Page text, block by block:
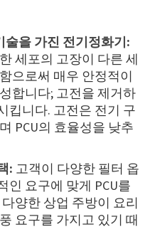
을 가진 전기정화기:
세포의 고장이 다른 세
으로써 매우 안정적이
합니다; 고전을 제거하
킵니다. 고전은 전기 구
PCU의 효율성을 낮추
: 고객이 다양한 필터 옵
인 요구에 맞게 PCU를
양한 상업 주방이 요리
요구를 가지고 있기 때